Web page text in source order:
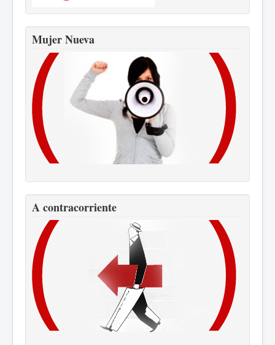
Mujer Nueva
A contracorriente